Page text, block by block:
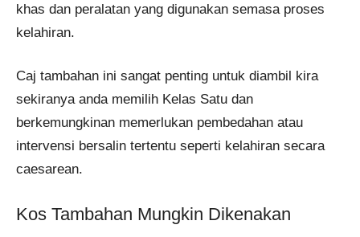
khas dan peralatan yang digunakan semasa proses
kelahiran.
Caj tambahan ini sangat penting untuk diambil kira
sekiranya anda memilih Kelas Satu dan
berkemungkinan memerlukan pembedahan atau
intervensi bersalin tertentu seperti kelahiran secara
caesarean.
Kos Tambahan Mungkin Dikenakan